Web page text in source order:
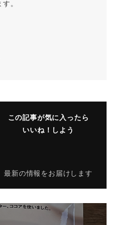
。
この記事が気に入ったら
いいね！しよう
最新の情報をお届けします